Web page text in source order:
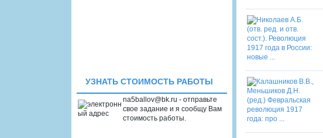
УЗНАТЬ СТОИМОСТЬ РАБОТЫ
na5ballov@bk.ru - отправьте
свое задание и я сообщу Вам
стоимость работы.